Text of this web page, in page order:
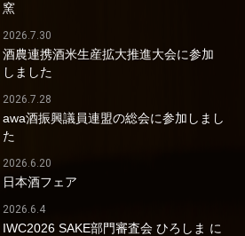
窯
2026.7.30
酒農連携酒米生産拡大推進大会に参加
しました
2026.7.28
awa酒振興議員連盟の総会に参加しまし
た
2026.6.20
日本酒フェア
2026.6.4
IWC2026 SAKE部門審査会 ひろしま に